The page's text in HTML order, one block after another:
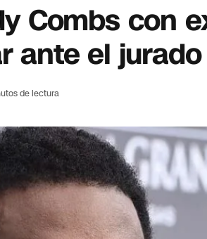
Combs con
ante el jurado
de lectura